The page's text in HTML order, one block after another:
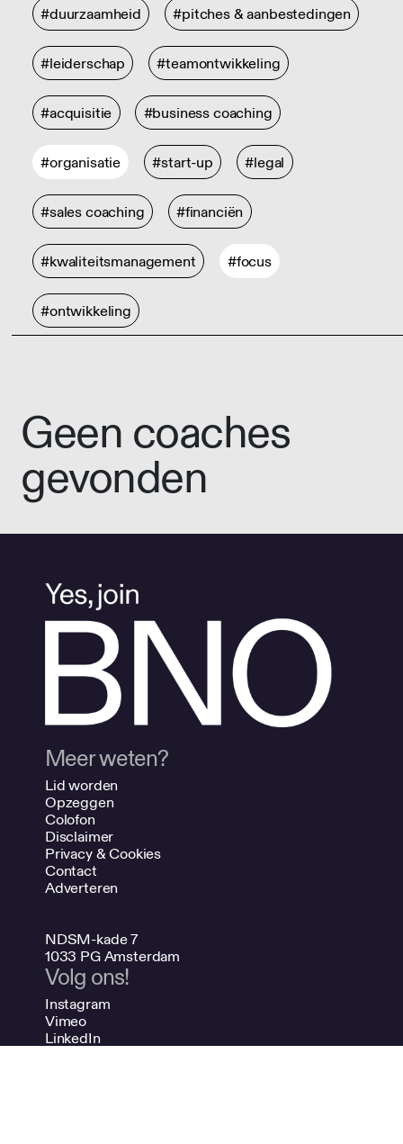
#duurzaamheid #pitches & aanbestedingen
#leiderschap #teamontwikkeling
#acquisitie #business coaching
#organisatie #start-up #legal
#sales coaching #financiën
#kwaliteitsmanagement #focus
#ontwikkeling
Geen coaches
gevonden
Meer weten?
Lid worden
Opzeggen
Colofon
Disclaimer
Privacy & Cookies
Contact
Adverteren
NDSM-kade 7
1033 PG Amsterdam
Volg ons!
Instagram
Vimeo
LinkedIn